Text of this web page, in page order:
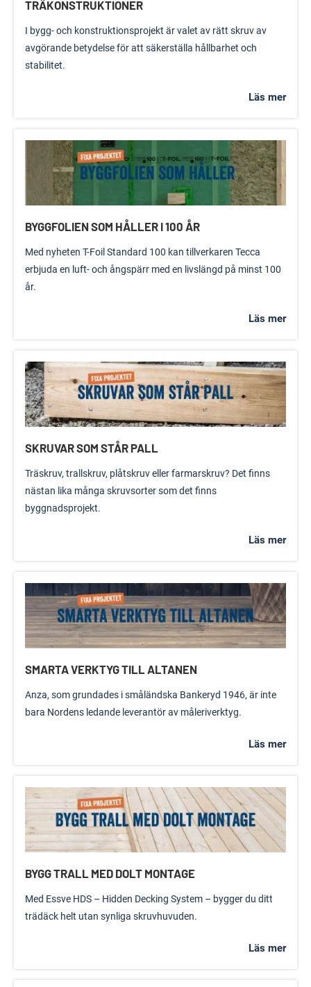
TRÄKONSTRUKTIONER
I bygg- och konstruktionsprojekt är valet av rätt skruv av
avgörande betydelse för att säkerställa hållbarhet och
stabilitet.
Läs mer
BYGGFOLIEN SOM HÅLLER I 100 ÅR
Med nyheten T-Foil Standard 100 kan tillverkaren Tecca
erbjuda en luft- och ångspärr med en livslängd på minst 100
år.
Läs mer
SKRUVAR SOM STÅR PALL
Träskruv, trallskruv, plåtskruv eller farmarskruv? Det finns
nästan lika många skruvsorter som det finns
byggnadsprojekt.
Läs mer
SMARTA VERKTYG TILL ALTANEN
Anza, som grundades i småländska Bankeryd 1946, är inte
bara Nordens ledande leverantör av måleriverktyg.
Läs mer
BYGG TRALL MED DOLT MONTAGE
Med Essve HDS – Hidden Decking System – bygger du ditt
trädäck helt utan synliga skruvhuvuden.
Läs mer